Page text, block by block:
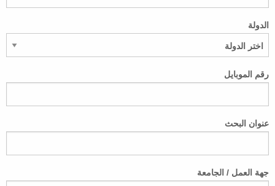
الدولة
رقم الموبايل
عنوان البحث
جهة العمل / الجامعة